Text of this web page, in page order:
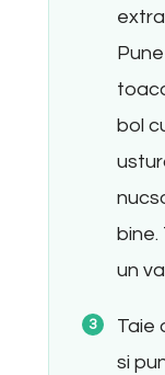
bol
un
Taie
si